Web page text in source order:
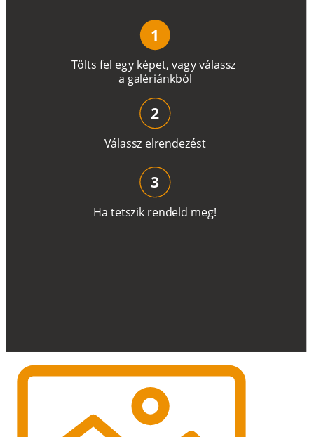
Tölts fel egy képet, vagyválassz
a galériánkból
1
Válassz elrendezést
2
Ha tetszik rendeld meg!
3